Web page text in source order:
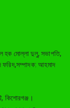
হক মোল্লা দুলু, সভাপতি,
আহমাদ
কিশোরগঞ্জ।